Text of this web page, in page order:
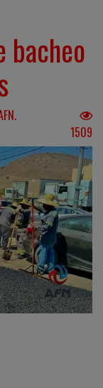
bacheo
1509